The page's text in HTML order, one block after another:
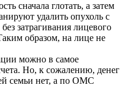
сначала глотать, а затем
удалить опухоль с
затрагивания лицевого
образом, на лице не
можно в самое
Но, к сожалению, денег
семьи нет, а по ОМС